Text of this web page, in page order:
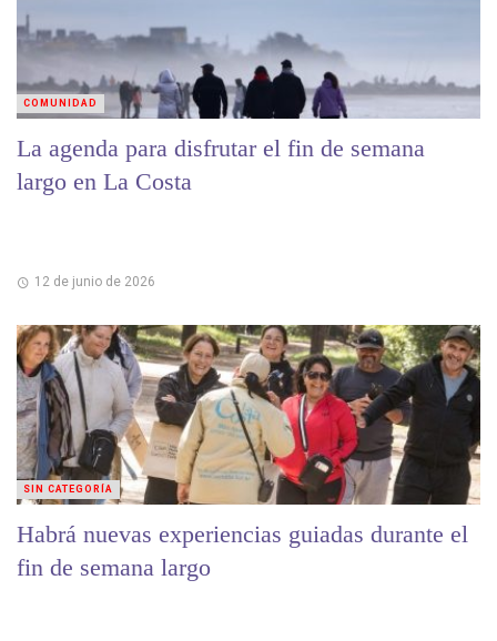
La agenda para disfrutar el fin de semana
largo en La Costa
12 de junio de 2026
COMUNIDAD
Habrá nuevas experiencias guiadas durante el
fin de semana largo
SIN CATEGORÍA